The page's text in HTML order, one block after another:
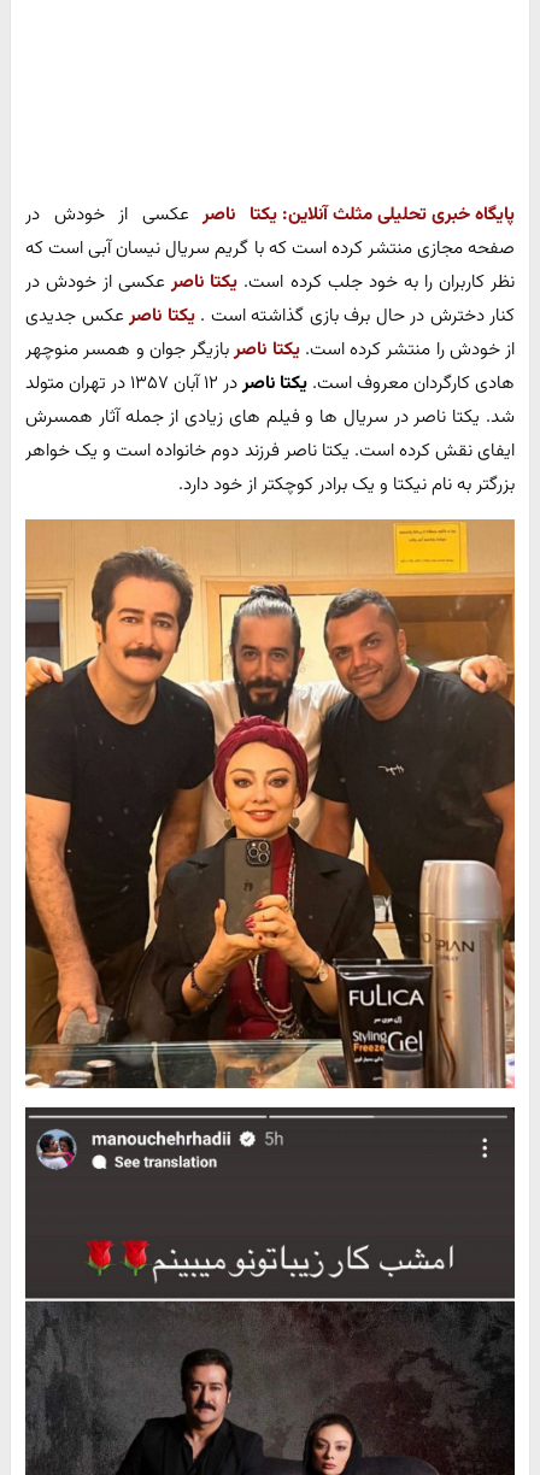
پایگاه خبری تحلیلی مثلث آنلاین: یکتا ناصرعکسی از خودش در
صفحه مجازی منتشر کرده است که با گریم سریال نیسان آبی است که
نظر کاربران را به خود جلب کرده است. یکتا ناصر عکسی از خودش در
کنار دخترش در حال برف بازی گذاشته است .یکتا ناصرعکس جدیدی
از خودش را منتشر کرده است.یکتا ناصربازیگر جوان و همسر منوچهر
هادی کارگردان معروف است. یکتا ناصر
در ۱۲ آبان ۱۳۵۷ در تهران متولد
شد. یکتا ناصر در سریال ها و فیلم های زیادی از جمله آثار همسرش
ایفای نقش کرده است. یکتا ناصر فرزند دوم خانواده است و یک خواهر
بزرگتر به نام نیکتا و یک برادر کوچکتر از خود دارد.